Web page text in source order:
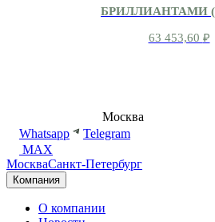
БРИЛЛИАНТАМИ
63 453,60 ₽
Москва
Whatsapp
Telegram
MAX
МоскваСанкт-Петербург
Компания
О компании